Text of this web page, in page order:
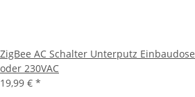
ZigBee AC Schalter Unterputz
oder 230VAC
19,99 € *